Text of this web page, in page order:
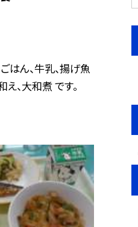
はん、牛乳、揚げ魚
え、大和煮 です。